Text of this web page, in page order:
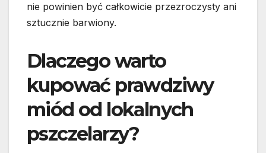
nie powinien być całkowicie przezroczysty ani
sztucznie barwiony.
Dlaczego warto
kupować prawdziwy
miód od lokalnych
pszczelarzy?